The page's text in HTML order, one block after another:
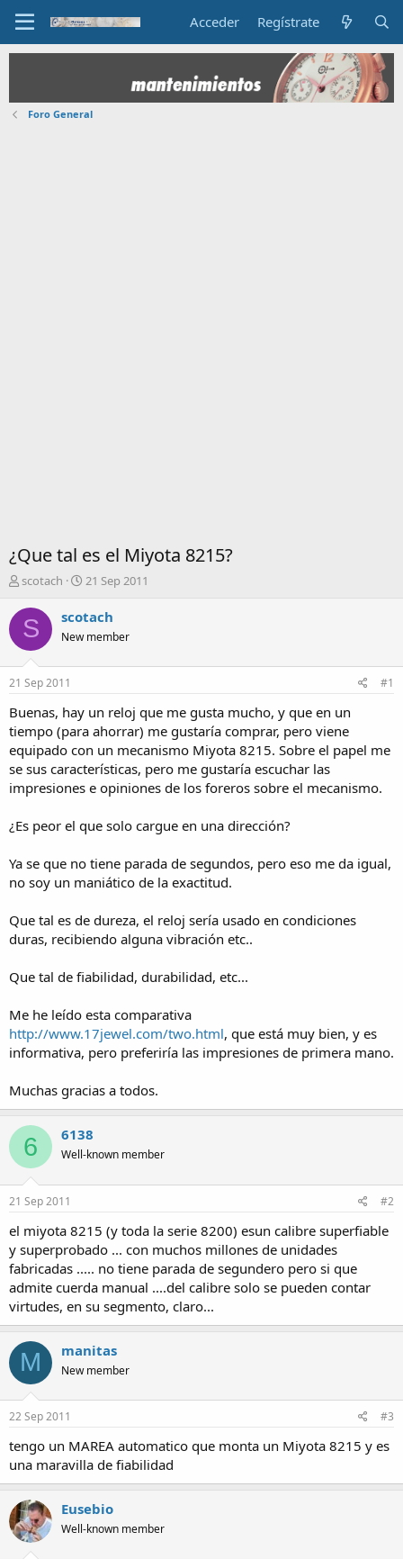
Acceder Regístrate
Foro General
¿Que tal es el Miyota 8215?
I
i
c
i
d
r
d
e
l
t
e
a
scotach
F
c
a
n
i
c
i
o
21 Sep 2011
S scotach
New member
21 Sep 2011 #1
Buenas, hay un reloj que me gusta mucho, y que en un
tiempo (para ahorrar) me gustaría comprar, pero viene
equipado con un mecanismo Miyota 8215. Sobre el papel me
se sus características, pero me gustaría escuchar las
impresiones e opiniones de los foreros sobre el mecanismo.
¿Es peor el que solo cargue en una dirección?
Ya se que no tiene parada de segundos, pero eso me da igual,
no soy un maniático de la exactitud.
Que tal es de dureza, el reloj sería usado en condiciones
duras, recibiendo alguna vibración etc..
Que tal de fiabilidad, durabilidad, etc...
Me he leído esta comparativa
http://www.17jewel.com/two.html, que está muy bien, y es
informativa, pero preferiría las impresiones de primera mano.
Muchas gracias a todos.
6 6138
Well-known member
21 Sep 2011 #2
el miyota 8215 (y toda la serie 8200) esun calibre superfiable
y superprobado ... con muchos millones de unidades
fabricadas ..... no tiene parada de segundero pero si que
admite cuerda manual ....del calibre solo se pueden contar
virtudes, en su segmento, claro...
M manitas
New member
22 Sep 2011 #3
tengo un MAREA automatico que monta un Miyota 8215 y es
una maravilla de fiabilidad
Eusebio
Well-known member